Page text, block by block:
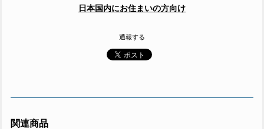
日本国内にお住まいの方向け
通報する
関連商品